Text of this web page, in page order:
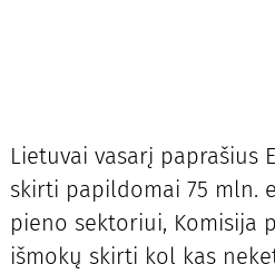
Lietuvai vasarį paprašius
skirti papildomai 75 mln.
pieno sektoriui, Komisija
išmokų skirti kol kas